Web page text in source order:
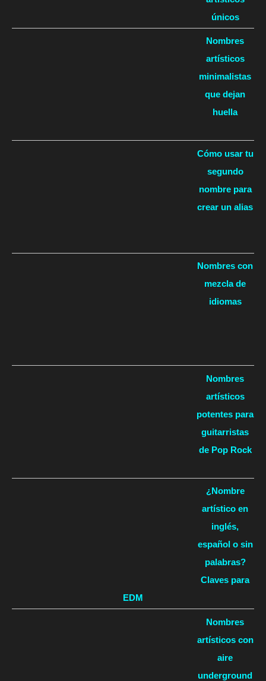
únicos
Nombres
artísticos
minimalistas
que dejan
huella
Cómo usar tu
segundo
nombre para
crear un alias
Nombres con
mezcla de
idiomas
Nombres
artísticos
potentes para
guitarristas
de Pop Rock
¿Nombre
artístico en
inglés,
español o sin
palabras?
Claves para
EDM
Nombres
artísticos con
aire
underground